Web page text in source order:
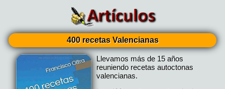
400 recetas Valencianas
Llevamos más de 15 años
reuniendo recetas autoctonas
valencianas.